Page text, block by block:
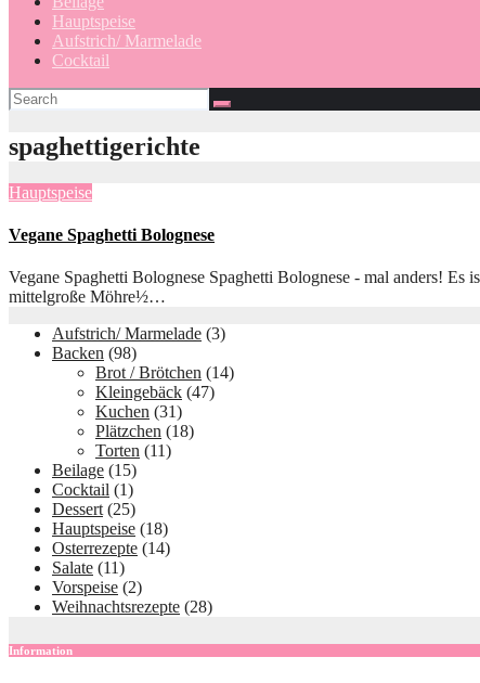
Hauptspeise
Aufstrich/ Marmelade
Cocktail
spaghettigerichte
Hauptspeise
Vegane Spaghetti Bolognese
Vegane Spaghetti Bolognese Spaghetti Bolognese - mal anders! Es
mittelgroße Möhre½…
Aufstrich/ Marmelade (3)
Backen (98)
Brot / Brötchen (14)
Kleingebäck (47)
Kuchen (31)
Plätzchen (18)
Torten (11)
Beilage (15)
Cocktail (1)
Dessert (25)
Hauptspeise (18)
Osterrezepte (14)
Salate (11)
Vorspeise (2)
Weihnachtsrezepte (28)
Information